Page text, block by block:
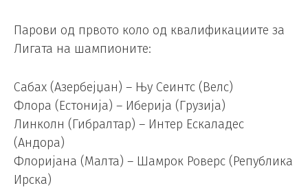
Парови од првото коло од квалификациите за
Лигата на шампионите:
Сабах (Азербејџан) – Њу Сеинтс (Велс)
Флора (Естонија) – Иберија (Грузија)
Линколн (Гибралтар) – Интер Ескаладес
(Андора)
Флоријана (Малта) – Шамрок Роверс (Република
Ирска)